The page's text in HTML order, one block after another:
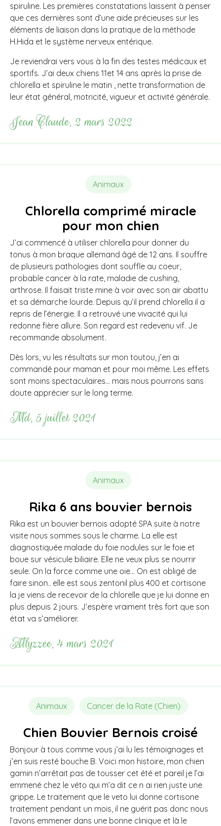
spiruline. Les premières constatations laissent à penser
que ces dernières sont d’une aide précieuses sur les
éléments de liaison dans la pratique de la méthode
H.Hida et le système nerveux entérique.
Je reviendrai vers vous à la fin des testes médicaux et
sportifs. J’ai deux chiens 11et 14 ans après la prise de
chlorella et spiruline le matin , nette transformation de
leur état général, motricité, vigueur et activité générale.
Jean Claude, 2 mars 2022
Animaux
Chlorella comprimé miracle
pour mon chien
J’ai commencé à utiliser chlorella pour donner du
tonus à mon braque allemand âgé de 12 ans. Il souffre
de plusieurs pathologies dont souffle au coeur,
probable cancer à la rate, maladie de cushing,
arthrose. Il faisait triste mine à voir avec son air abattu
et sa démarche lourde. Depuis qu’il prend chlorella il a
repris de l’énergie. Il a retrouvé une vivacité qui lui
redonne fière allure. Son regard est redevenu vif. Je
recommande absolument.
Dès lors, vu les résultats sur mon toutou, j’en ai
commandé pour maman et pour moi même. Les effets
sont moins spectaculaires… mais nous pourrons sans
doute apprécier sur le long terme.
Md, 5 juillet 2021
Animaux
Rika 6 ans bouvier bernois
Rika est un bouvier bernois adopté SPA suite à notre
visite nous sommes sous le charme. La elle est
diagnostiquée malade du foie nodules sur le foie et
boue sur vésicule biliaire. Elle ne veux plus se nourrir
seule. On la force comme une oie… On est obligé de
faire sinon.. elle est sous zentonil plus 400 et cortisone
la je viens de recevoir de la chlorelle que je lui donne en
plus depuis 2 jours. J’espère vraiment très fort que son
état va s’améliorer.
Allyzzee, 4 mars 2021
Animaux Cancer de la Rate (Chien)
Chien Bouvier Bernois croisé
Bonjour à tous comme vous j’ai lu les témoignages et
j’en suis resté bouche B. Voici mon histoire, mon chien
gamin n’arrêtait pas de tousser cet été et pareil je l’ai
emmené chez le véto qui m’a dit ce n ai rien juste une
grippe. Le traitement que le veto lui donne cortisone
traitement pendant un mois, il ne guérit pas donc nous
l’avons emmener dans une bonne clinique et là le